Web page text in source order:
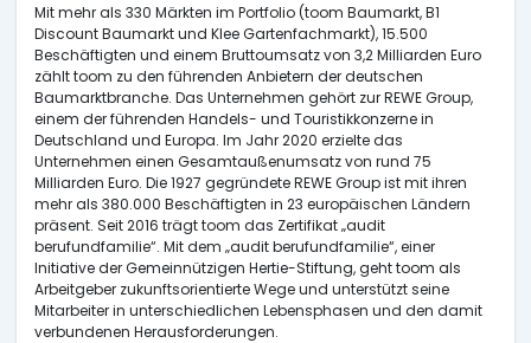
Mit mehr als 330 Märkten im Portfolio (toom Baumarkt, B1
Discount Baumarkt und Klee Gartenfachmarkt), 15.500
Beschäftigten und einem Bruttoumsatz von 3,2 Milliarden Euro
zählt toom zu den führenden Anbietern der deutschen
Baumarktbranche. Das Unternehmen gehört zur REWE Group,
einem der führenden Handels- und Touristikkonzerne in
Deutschland und Europa. Im Jahr 2020 erzielte das
Unternehmen einen Gesamtaußenumsatz von rund 75
Milliarden Euro. Die 1927 gegründete REWE Group ist mit ihren
mehr als 380.000 Beschäftigten in 23 europäischen Ländern
präsent. Seit 2016 trägt toom das Zertifikat „audit
berufundfamilie“. Mit dem „audit berufundfamilie“, einer
Initiative der Gemeinnützigen Hertie-Stiftung, geht toom als
Arbeitgeber zukunftsorientierte Wege und unterstützt seine
Mitarbeiter in unterschiedlichen Lebensphasen und den damit
verbundenen Herausforderungen.